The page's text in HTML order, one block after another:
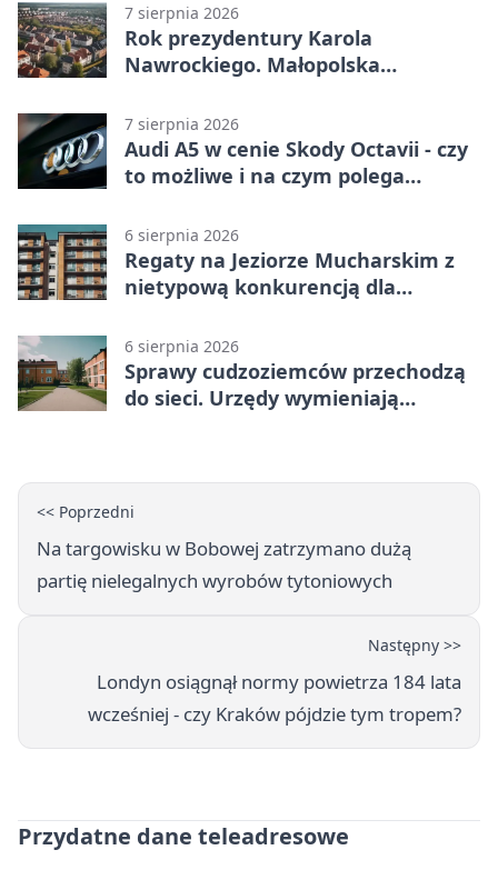
7 sierpnia 2026
Rok prezydentury Karola
Nawrockiego. Małopolska
7 sierpnia 2026
Audi A5 w cenie Skody Octavii - czy
to możliwe i na czym polega
6 sierpnia 2026
Regaty na Jeziorze Mucharskim z
nietypową konkurencją dla
6 sierpnia 2026
Sprawy cudzoziemców przechodzą
do sieci. Urzędy wymieniają
<< Poprzedni
Na targowisku w Bobowej zatrzymano dużą
partię nielegalnych wyrobów tytoniowych
Następny >>
Londyn osiągnął normy powietrza 184 lata
wcześniej - czy Kraków pójdzie tym tropem?
Przydatne dane teleadresowe